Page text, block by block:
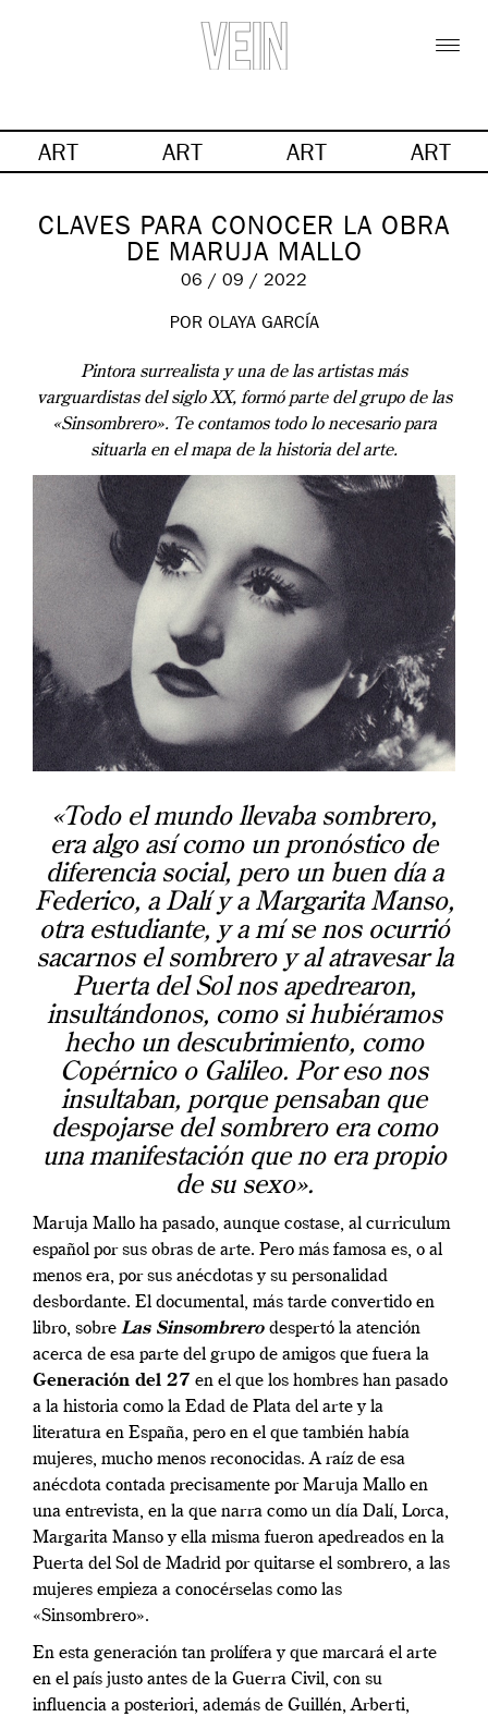
ART ART ART ART
CLAVES PARA CONOCER LA OBRA
DE MARUJA MALLO
06 / 09 / 2022
POR OLAYA GARCÍA
Pintora surrealista y una de las artistas más
varguardistas del siglo XX, formó parte del grupo de las
«Sinsombrero». Te contamos todo lo necesario para
situarla en el mapa de la historia del arte.
«Todo el mundo llevaba sombrero,
era algo así como un pronóstico de
diferencia social, pero un buen día a
Federico, a Dalí y a Margarita Manso,
otra estudiante, y a mí se nos ocurrió
sacarnos el sombrero y al atravesar la
Puerta del Sol nos apedrearon,
insultándonos, como si hubiéramos
hecho un descubrimiento, como
Copérnico o Galileo. Por eso nos
insultaban, porque pensaban que
despojarse del sombrero era como
una manifestación que no era propio
de su sexo».
Maruja Mallo ha pasado, aunque costase, al curriculum
español por sus obras de arte. Pero más famosa es, o al
menos era, por sus anécdotas y su personalidad
desbordante. El documental, más tarde convertido en
libro, sobre Las Sinsombrero despertó la atención
acerca de esa parte del grupo de amigos que fuera la
Generación del 27 en el que los hombres han pasado
a la historia como la Edad de Plata del arte y la
literatura en España, pero en el que también había
mujeres, mucho menos reconocidas. A raíz de esa
anécdota contada precisamente por Maruja Mallo en
una entrevista, en la que narra como un día Dalí, Lorca,
Margarita Manso y ella misma fueron apedreados en la
Puerta del Sol de Madrid por quitarse el sombrero, a las
mujeres empieza a conocérselas como las
«Sinsombrero».
En esta generación tan prolífera y que marcará el arte
en el país justo antes de la Guerra Civil, con su
influencia a posteriori, además de Guillén, Arberti,